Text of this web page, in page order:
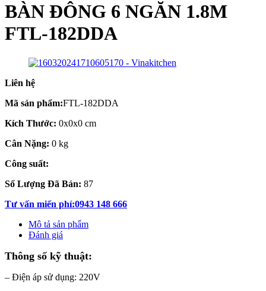
BÀN ĐÔNG 6 NGĂN 1.8M
FTL-182DDA
Liên hệ
Mã sản phẩm:FTL-182DDA
Kích Thước: 0x0x0 cm
Cân Nặng: 0 kg
Công suất:
Số Lượng Đã Bán: 87
Tư vấn miến phí:0943 148 666
Mô tả sản phẩm
Đánh giá
Thông số kỹ thuật:
– Điện áp sử dụng: 220V